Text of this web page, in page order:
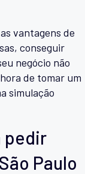
vantagens de
conseguir
negócio não
de tomar um
simulação
pedir
Paulo